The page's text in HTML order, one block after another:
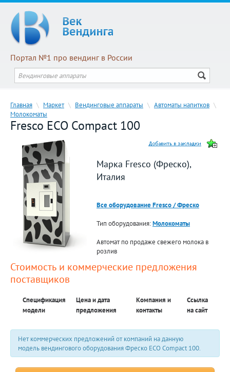
Портал №1 про вендинг в России
Главная \ Маркет \ Вендинговые аппараты \ Автоматы напитков \
Молокоматы
Fresco ECO Compact 100
Марка Fresco (Фреско),
Италия
Все оборудование Fresco / Фреско
Тип оборудования:Молокоматы
Автомат по продаже свежего молока в
розлив
Стоимость и коммерческие предложения
поставщиков
Спецификация
модели
Цена и дата
предложения
Компания и
контакты
Ссылка
на сайт
Нет коммерческих предложений от компаний на данную
модель вендингового оборудования Фреско ECO Compact 100.